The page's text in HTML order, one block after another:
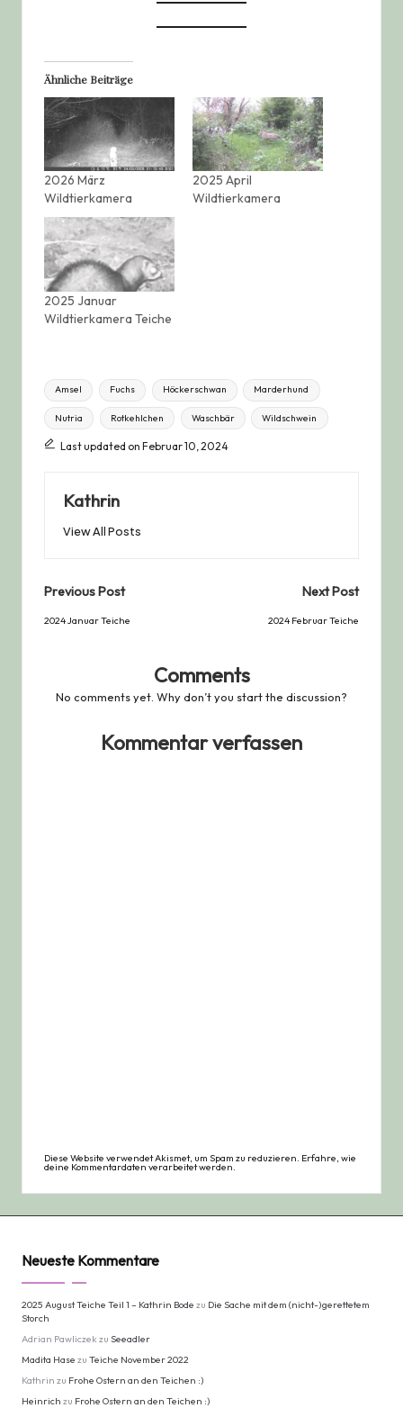
Ähnliche Beiträge
2026 März
Wildtierkamera
2025 April
Wildtierkamera
2025 Januar
Wildtierkamera Teiche
Tags:
Amsel Fuchs Höckerschwan Marderhund
Nutria Rotkehlchen Waschbär Wildschwein
Last updated on Februar 10, 2024
Kathrin
View All Posts
Post
navigation
Previous Post
2024 Januar Teiche
Next Post
2024 Februar Teiche
Comments
No comments yet. Why don’t you start the discussion?
Kommentar verfassen
Diese Website verwendet Akismet, um Spam zu reduzieren. Erfahre, wie
deine Kommentardaten verarbeitet werden.
Neueste Kommentare
2025 August Teiche Teil 1 – Kathrin Bode zu Die Sache mit dem (nicht-)gerettetem
Storch
Adrian Pawliczek zu Seeadler
Madita Hase zu Teiche November 2022
Kathrin zu Frohe Ostern an den Teichen :)
Heinrich zu Frohe Ostern an den Teichen :)